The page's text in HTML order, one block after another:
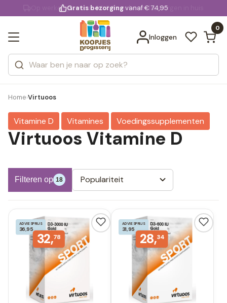
voor 20:00 uur besteld
Gratis bezorgingvanaf € 74,95
Inloggen
0
Zoeken
Categorieën
Merken
Bekijk alle resultaten
Home›Virtuoos
Vitamine D Vitamines Voedingssupplementen
Virtuoos Vitamine D
Filteren op 18 Populariteit
ADVIESPRIJS
36,95
32,78
ADVIESPRIJS
31,95
28,34